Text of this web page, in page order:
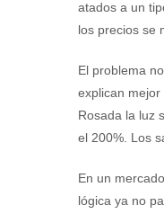
atados a un
los precios se
El problema
explican
Rosada la luz
el 200%. Los
En un
lógica ya no